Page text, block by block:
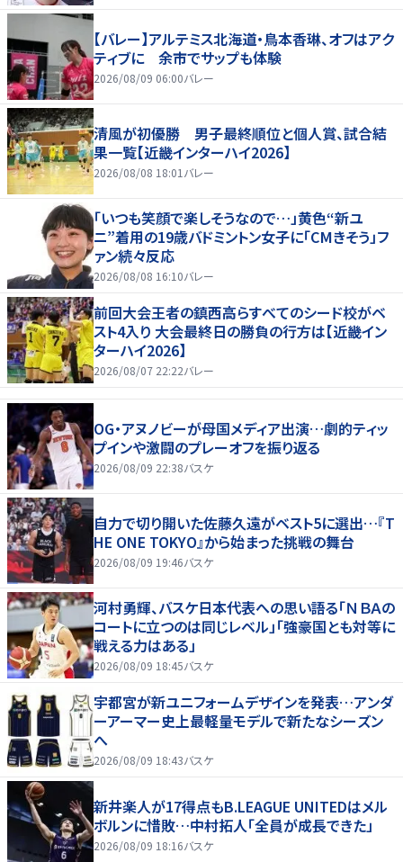
【バレー】アルテミス北海道・鳥本香琳、オフはアク
ティブに 余市でサップも体験
2026/08/09 06:00バレー
清風が初優勝 男子最終順位と個人賞、試合結
果一覧【近畿インターハイ2026】
2026/08/08 18:01 バレー
「いつも笑顔で楽しそうなので…」黄色“新ユ
ニ”着用の19歳バドミントン女子に「CMきそう」フ
ァン続々反応
2026/08/08 16:10バレー
前回大会王者の鎮西高らすべてのシード校がベ
スト4入り 大会最終日の勝負の行方は【近畿イン
ターハイ2026】
2026/08/07 22:22バレー
OG・アヌノビーが母国メディア出演…劇的ティッ
プインや激闘のプレーオフを振り返る
2026/08/09 22:38バスケ
自力で切り開いた佐藤久遠がベスト5に選出…『T
HE ONE TOKYO』から始まった挑戦の舞台
2026/08/09 19:46バスケ
河村勇輝、バスケ日本代表への思い語る「ＮＢＡの
コートに立つのは同じレベル」「強豪国とも対等に
戦える力はある」
2026/08/09 18:45バスケ
宇都宮が新ユニフォームデザインを発表…アンダ
ーアーマー史上最軽量モデルで新たなシーズン
へ
2026/08/09 18:43バスケ
新井楽人が17得点もB.LEAGUE UNITEDはメル
ボルンに惜敗…中村拓人「全員が成長できた」
2026/08/09 18:16バスケ